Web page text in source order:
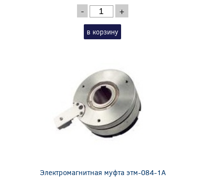
- +
в корзину
Электромагнитная муфта этм-084-1А